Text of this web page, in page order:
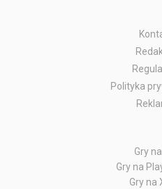
Polityka
Gry
Gry
Gry na
Gry
Gry na